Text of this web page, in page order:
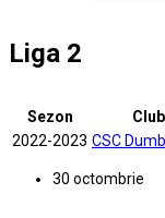
Liga 2
Sezon
Club
2022-2023 CSC
30 octombrie